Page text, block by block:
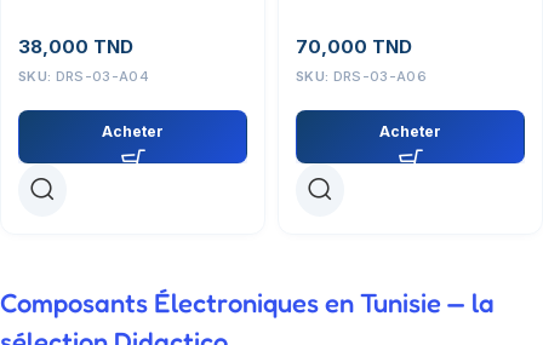
38,000 TND
SKU: DRS-03-A04
Acheter
70,000 TND
SKU: DRS-03-A06
Acheter
Composants Électroniques en Tunisie — la